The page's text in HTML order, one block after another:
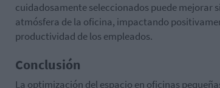
cuidadosamente seleccionados puede mejorar
atmósfera de la oficina, impactando
productividad de los empleados.
Conclusión
La optimización del espacio en oficinas